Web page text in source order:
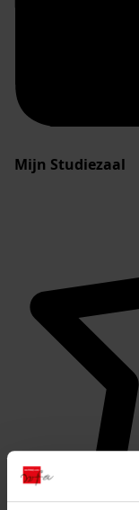
Mijn Studiezaal